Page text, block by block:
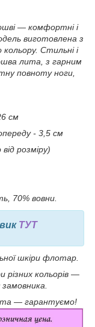
― комфортні і
виготовлена з
Стильні і
лита, з гарним
повноту ноги,
см
- 3,5 см
розміру)
70% вовни.
ТУТ
шкіри флотар.
кольорів ―
― гарантуємо!